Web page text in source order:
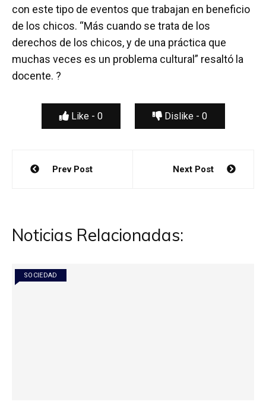
con este tipo de eventos que trabajan en beneficio
de los chicos. “Más cuando se trata de los
derechos de los chicos, y de una práctica que
muchas veces es un problema cultural” resaltó la
docente. ?
Like - 0 Dislike - 0
Navegación
Prev Post Next Post
Noticias Relacionadas:
SOCIEDAD